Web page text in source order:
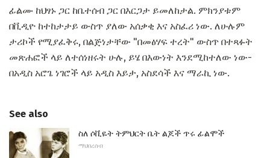
ፊልሙ ከህፃኑ ጋር ከቤተሰብ ጋር በእርጋታ ይመለከታል. ምክንያቱም
በቪዲዮ ከተከታታይ ውስጥ ያለው አሰቃቂ እና አስፈሪ ነው. ለሁሉም
ታሪኮች የሚያፈቅሩ, በልጅነታቸው "በመፅሃፍ ተረት" ውስጥ በተጻፉት
መጽሐፎች ላይ ለተሰነዘሩት ሁሉ, ይሄ በእውነት እንደሚከተለው ነው-
በአዲስ አሮጌ ነገሮች ላይ አዲስ እይታ, አስደሳች እና ማራኪ ነው.
See also
ስለ ሶቪዬት ትምህርት ቤት ልጆች ጥሩ ፊልሞች
ማህበረሰብ